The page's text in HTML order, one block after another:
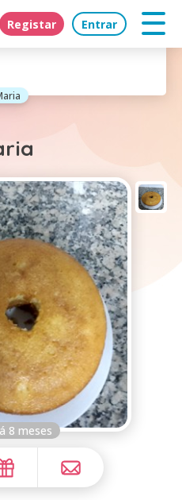
Registar Entrar
8 meses